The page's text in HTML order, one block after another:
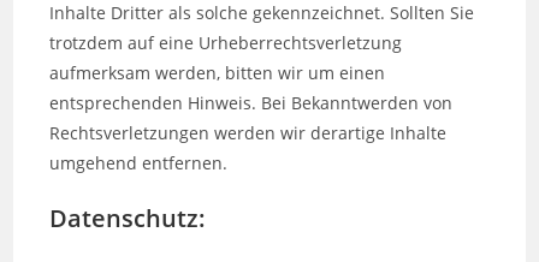
Inhalte Dritter als solche gekennzeichnet. Sollten Sie
trotzdem auf eine Urheberrechtsverletzung
aufmerksam werden, bitten wir um einen
entsprechenden Hinweis. Bei Bekanntwerden von
Rechtsverletzungen werden wir derartige Inhalte
umgehend entfernen.
Datenschutz: